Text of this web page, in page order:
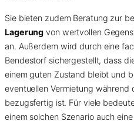
Sie bieten zudem Beratung zur
Lagerung von wertvollen
an. Außerdem wird durch eine
Bendestorf sichergestellt, dass
einem guten Zustand bleibt und
eventuellen Vermietung
bezugsfertig ist. Für viele
einem solchen Szenario auch